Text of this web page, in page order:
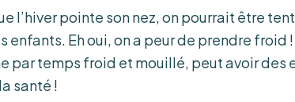
l’hiver pointe son nez, on pourrait être
enfants. Eh oui, on a peur de prendre froid
par temps froid et mouillé, peut avoir des
santé !